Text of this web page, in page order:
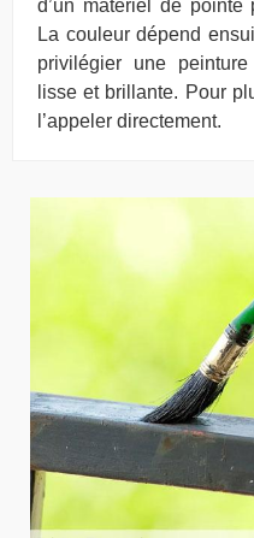
d’un matériel de pointe
La couleur dépend
privilégier une
lisse et brillante. Pour
l’appeler directement.